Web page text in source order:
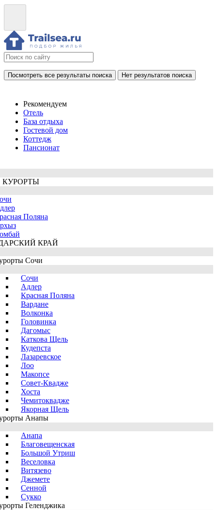
Посмотреть все результаты поиска Нет результатов поиска
Рекомендуем
Отель
База отдыха
Гостевой дом
Коттедж
Пансионат
КУРОРТЫ
Поляна
КРАЙ
Сочи
Сочи
Адлер
Красная Поляна
Вардане
Волконка
Головинка
Дагомыс
Каткова Щель
Кудепста
Лазаревское
Лоо
Макопсе
Совет-Квадже
Хоста
Чемитоквадже
Якорная Щель
Анапы
Анапа
Благовещенская
Большой Утриш
Веселовка
Витязево
Джемете
Сенной
Сукко
Геленджика